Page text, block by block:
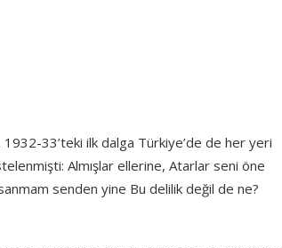
33’teki ilk dalga Türkiye’de de her yeri
Almışlar ellerine, Atarlar seni öne
senden yine Bu delilik değil de ne?